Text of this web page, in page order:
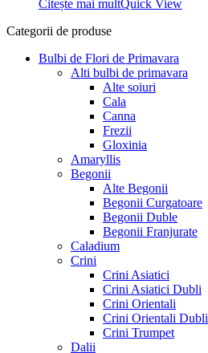
34,99 lei.
Citește mai multQuick View
Categorii de produse
Bulbi de Flori de Primavara
Alti bulbi de primavara
Alte soiuri
Cala
Canna
Frezii
Gloxinia
Amaryllis
Begonii
Alte Begonii
Begonii Curgatoare
Begonii Duble
Begonii Franjurate
Caladium
Crini
Crini Asiatici
Crini Asiatici Dubli
Crini Orientali
Crini Orientali Dubli
Crini Trumpet
Dalii